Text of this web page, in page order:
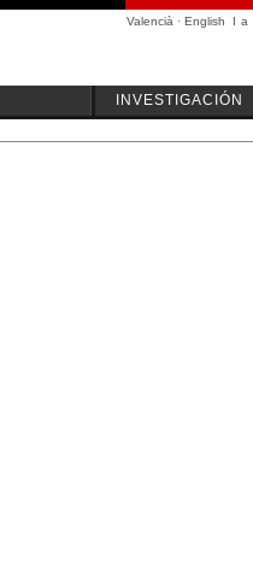
Valencià · English I a
INVESTIGACIÓN